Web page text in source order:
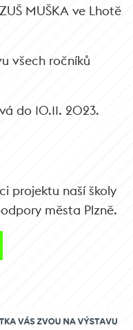
MUŠKA ve Lhotě
všech ročníků
do 10.11. 2023.
projektu naší školy
města Plzně.